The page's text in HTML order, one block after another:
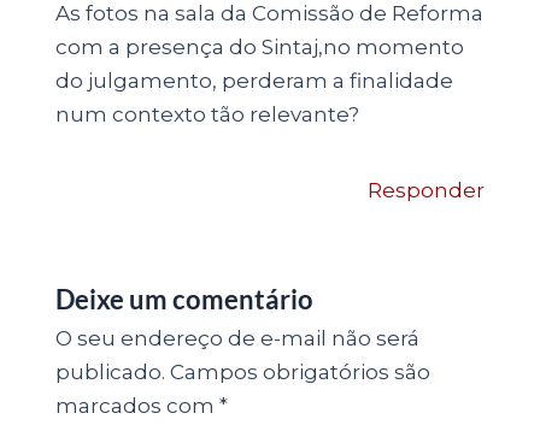
As fotos na sala da Comissão de Reforma
com a presença do Sintaj,no momento
do julgamento, perderam a finalidade
num contexto tão relevante?
Responder
Deixe um comentário
O seu endereço de e-mail não será
publicado. Campos obrigatórios são
marcados com *